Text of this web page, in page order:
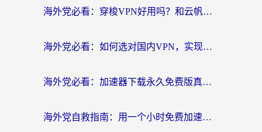
海外党必看：穿梭VPN好用吗？和云帆VPN对比哪个回国效果更好？附真实测评+避坑指南
海外党必看：如何选对国内VPN，实现无缝访问国内资源？
海外党必看：加速器下载永久免费版真的存在吗？教你无缝访问国内资源的正确姿势
海外党自救指南：用一个小时免费加速器，轻松打破国内资源访问壁垒？